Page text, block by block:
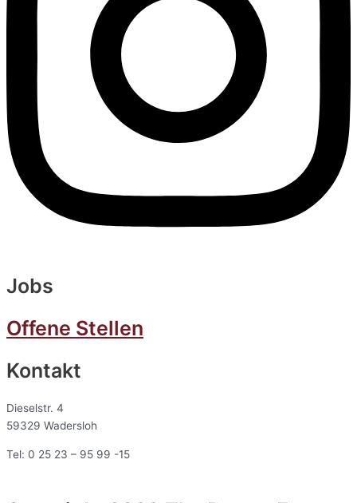
Jobs
Offene Stellen
Kontakt
Dieselstr. 4
59329 Wadersloh
Tel: 0 25 23 – 95 99 -15